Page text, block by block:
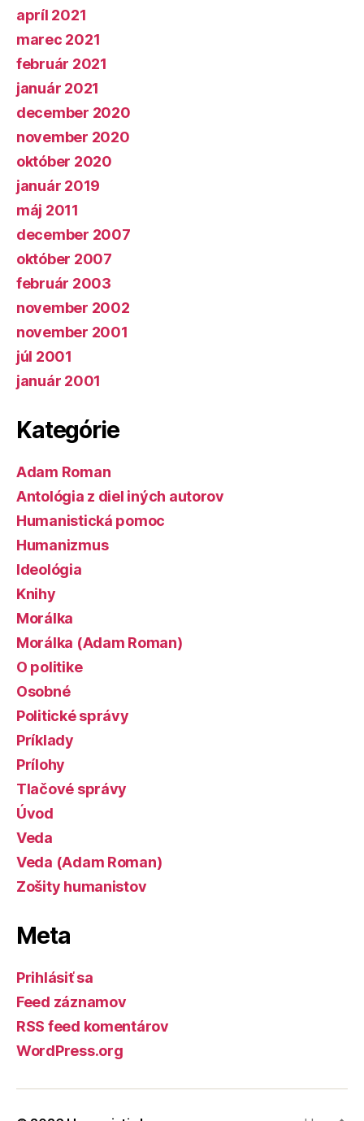
apríl 2021
marec 2021
február 2021
január 2021
december 2020
november 2020
október 2020
január 2019
máj 2011
december 2007
október 2007
február 2003
november 2002
november 2001
júl 2001
január 2001
Kategórie
Adam Roman
Antológia z diel iných autorov
Humanistická pomoc
Humanizmus
Ideológia
Knihy
Morálka
Morálka (Adam Roman)
O politike
Osobné
Politické správy
Príklady
Prílohy
Tlačové správy
Úvod
Veda
Veda (Adam Roman)
Zošity humanistov
Meta
Prihlásiť sa
Feed záznamov
RSS feed komentárov
WordPress.org